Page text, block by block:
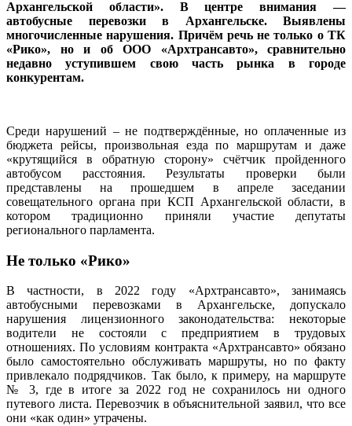
Архангельской области». В центре внимания —
автобусные перевозки в Архангельске. Выявлены
многочисленные нарушения. Причём речь не только о ТК
«Рико», но и об ООО «Архтрансавто», сравнительно
недавно уступившем свою часть рынка в городе
конкурентам.
Среди нарушений – не подтверждённые, но оплаченные из
бюджета рейсы, произвольная езда по маршрутам и даже
«крутящийся в обратную сторону» счётчик пройденного
автобусом расстояния. Результаты проверки были
представлены на прошедшем в апреле заседании
совещательного органа при КСП Архангельской области, в
котором традиционно приняли участие депутаты
регионального парламента.
Не только «Рико»
В частности, в 2022 году «Архтрансавто», занимаясь
автобусными перевозками в Архангельске, допускало
нарушения лицензионного законодательства: некоторые
водители не состояли с предприятием в трудовых
отношениях. По условиям контракта «Архтрансавто» обязано
было самостоятельно обслуживать маршруты, но по факту
привлекало подрядчиков. Так было, к примеру, на маршруте
№ 3, где в итоге за 2022 год не сохранилось ни одного
путевого листа. Перевозчик в объяснительной заявил, что все
они «как один» утрачены.